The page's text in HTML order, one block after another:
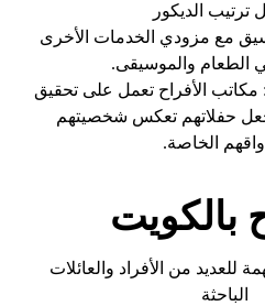
ترتيب الديكور
مع مزودي الخدمات الأخرى
الطعام والموسيقى.
مكاتب الأفراح تعمل على تحقيق
حفلاتهم تعكس شخصيتهم
الخاصة.
بالكويت
للعديد من الأفراد والعائلات
الباحثة